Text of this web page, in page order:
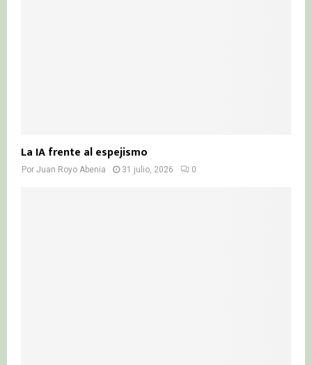
La IA frente al espejismo
Por Juan Royo Abenia 31 julio, 2026 0